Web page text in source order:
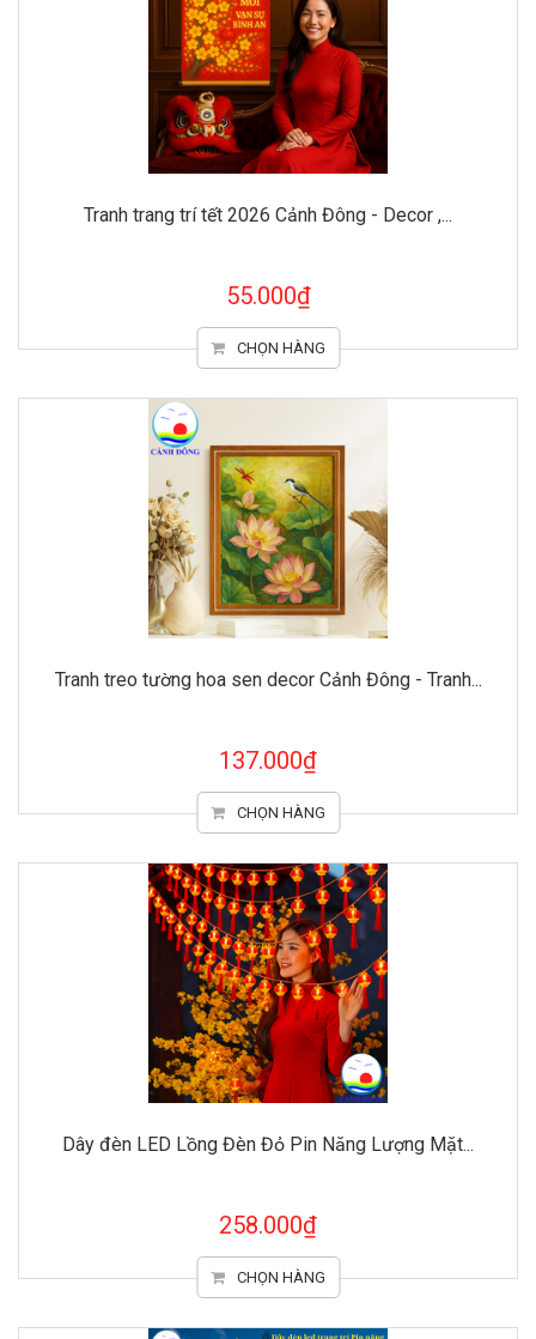
Tranh trang trí tết 2026 Cảnh Đông - Decor ,...
55.000₫
CHỌN HÀNG
Tranh treo tường hoa sen decor Cảnh Đông - Tranh...
137.000₫
CHỌN HÀNG
Dây đèn LED Lồng Đèn Đỏ Pin Năng Lượng Mặt...
258.000₫
CHỌN HÀNG